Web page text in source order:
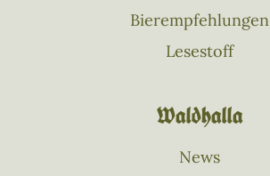
Bierempfehlungen
Lesestoff
Waldhalla
News